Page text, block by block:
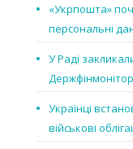
«Укрпошта»
персональні
У Раді
Українці
військові